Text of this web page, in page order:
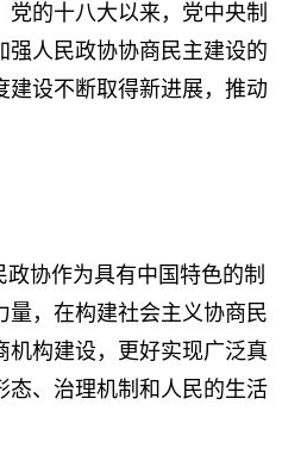
的十八大以来，党中央制
强人民政协协商民主建设的
建设不断取得新进展，推动
协作为具有中国特色的制
量，在构建社会主义协商民
机构建设，更好实现广泛真
态、治理机制和人民的生活